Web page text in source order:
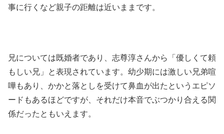
事に行くなど親子の距離は近いままです。
兄については既婚者であり、志尊淳さんから「優しくて頼
もしい兄」と表現されています。幼少期には激しい兄弟喧
嘩もあり、かかと落としを受けて鼻血が出たというエピソ
ードもあるほどですが、それだけ本音でぶつかり合える関
係だったともいえます。